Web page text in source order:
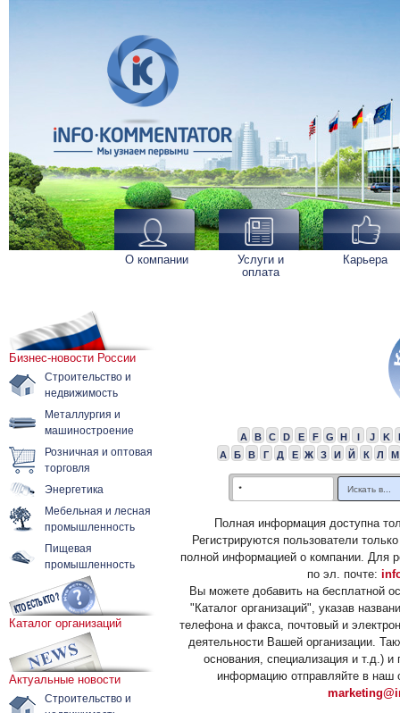
О компании
Услуги и
оплата
Карьера
Бизнес-новости России
Строительство и
недвижимость
Металлургия и
машиностроение
Розничная и оптовая
торговля
Энергетика
Мебельная и лесная
промышленность
Пищевая
промышленность
Каталог организаций
Актуальные новости
Строительство и
A B C D E F G H I J K
А
Б В Г Д Е Ж З И Й К Л М
Полная информация доступна
Регистрируются пользователи
полной информацией о компании. Для
по эл. почте:
Вы можете добавить на бесплатной
"Каталог организаций", указав
телефона и факса, почтовый и
деятельности Вашей организации.
основания, специализация и т.д.)
информацию отправляйте в наш